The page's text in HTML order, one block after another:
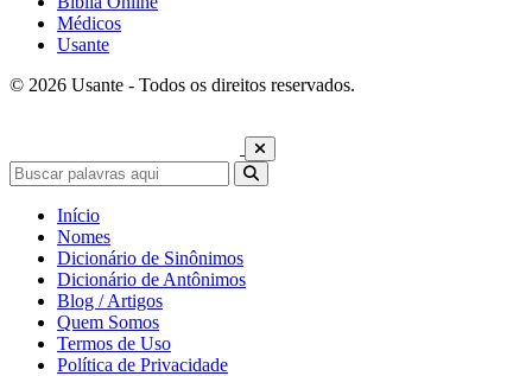
Médicos
Usante
© 2026 Usante - Todos os direitos reservados.
Início
Nomes
Dicionário de Sinônimos
Dicionário de Antônimos
Blog / Artigos
Quem Somos
Termos de Uso
Política de Privacidade